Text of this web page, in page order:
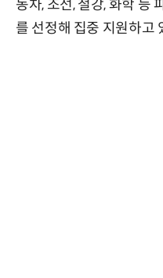
동차, 조선, 철강, 화학 등
를 선정해 집중 지원하고